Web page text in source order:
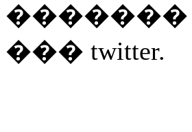
��� twitter.